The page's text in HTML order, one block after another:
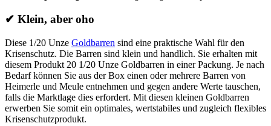
✔ Klein, aber oho
Diese 1/20 Unze Goldbarren sind eine praktische Wahl für den
Krisenschutz. Die Barren sind klein und handlich. Sie erhalten mit
diesem Produkt 20 1/20 Unze Goldbarren in einer Packung. Je nach
Bedarf können Sie aus der Box einen oder mehrere Barren von
Heimerle und Meule entnehmen und gegen andere Werte tauschen,
falls die Marktlage dies erfordert. Mit diesen kleinen Goldbarren
erwerben Sie somit ein optimales, wertstabiles und zugleich flexibles
Krisenschutzprodukt.